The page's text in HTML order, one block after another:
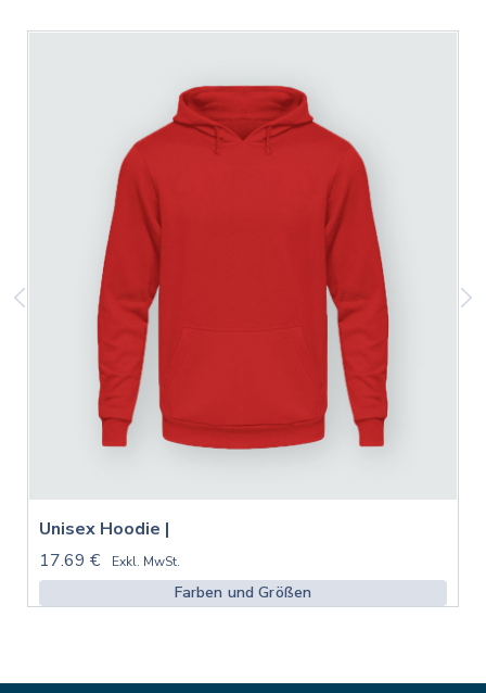
Unisex Hoodie |
17.69 €
Exkl. MwSt.
Farben und Größen